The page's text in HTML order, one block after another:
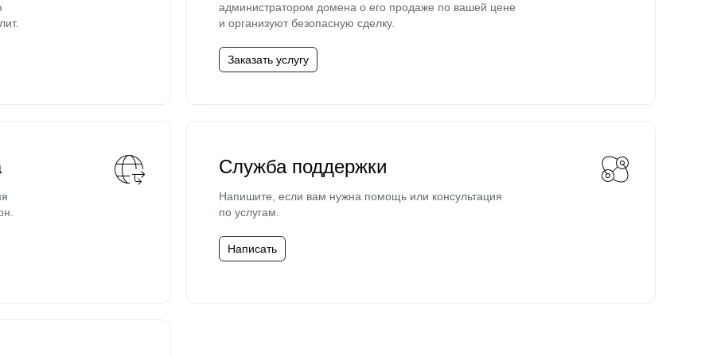
администратором домена о его продаже по вашей цене
и организуют безопасную сделку.
Заказать услугу
Служба поддержки
Напишите, если вам нужна помощь или консультация
по услугам.
Написать